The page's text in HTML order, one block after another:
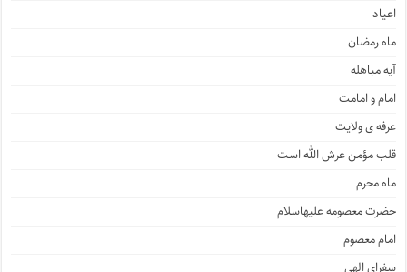
اعیاد
ماه رمضان
آیه مباهله
امام و امامت
عرفه ی ولایت
قلب مؤمن عرش الله است
ماه محرم
حضرت معصومه علیهاسلام
امام معصوم